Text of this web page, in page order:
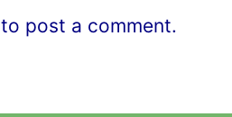
to post a comment.